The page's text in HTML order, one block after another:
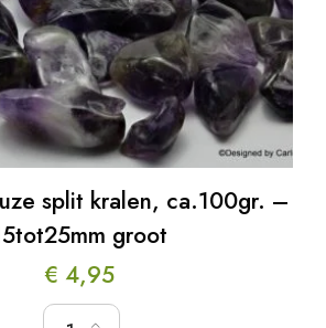
split kralen, ca.100gr. –
groot
€ 4,95
Amethyst Reuze split kralen, ca.100gr. -